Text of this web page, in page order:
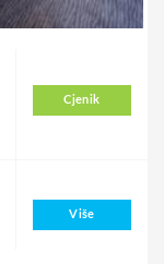
Cjenik
Više